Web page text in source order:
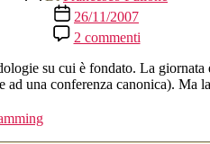
articoloData
dell'articolo
26/11/2007
2 commentisu
Sviluppo
Agile
e
conferenze
su cui è fondato. La
ad una conferenza canonica).